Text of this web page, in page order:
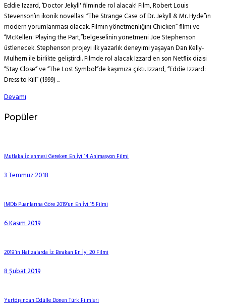
Eddie Izzard, ‘Doctor Jekyll' filminde rol alacak! Film, Robert Louis
Stevenson’ın ikonik novellası “The Strange Case of Dr. Jekyll & Mr. Hyde”ın
modern yorumlanması olacak. Filmin yönetmenliğini Chicken” filmi ve
“McKellen: Playing the Part,”belgeselinin yönetmeni Joe Stephenson
üstlenecek. Stephenson projeyi ilk yazarlık deneyimi yaşayan Dan Kelly-
Mulhern ile birlikte geliştirdi. Filmde rol alacak Izzard en son Netflix dizisi
“Stay Close” ve “The Lost Symbol”de kaşımıza çıktı. Izzard, “Eddie Izzard:
Dress to Kill” (1999) ...
Devamı
Popüler
Mutlaka İzlenmesi Gereken En İyi 14 Animasyon Filmi
3 Temmuz 2018
IMDb Puanlarına Göre 2019’un En İyi 15 Filmi
6 Kasım 2019
2018’in Hafızalarda İz Bırakan En İyi 20 Filmi
8 Şubat 2019
Yurtdışından Ödülle Dönen Türk Filmleri